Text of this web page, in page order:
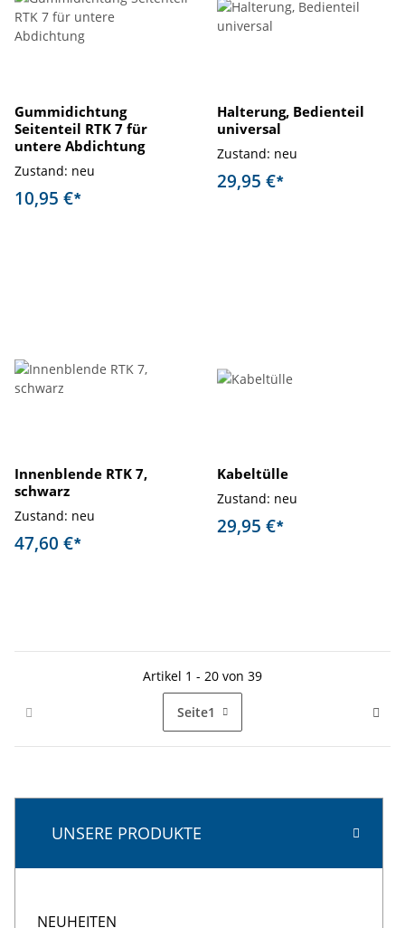
Gummidichtung
Seitenteil RTK 7 für
untere Abdichtung
Zustand: neu
10,95 €*
Halterung, Bedienteil
universal
Zustand: neu
29,95 €*
Innenblende RTK 7,
schwarz
Zustand: neu
47,60 €*
Kabeltülle
Zustand: neu
29,95 €*
Artikel 1 - 20 von 39
Seite1
UNSERE PRODUKTE
NEUHEITEN